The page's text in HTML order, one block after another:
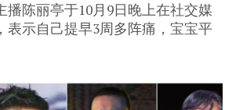
播陈丽亭于10月9日晚上在社交媒
表示自己提早3周多阵痛，宝宝平